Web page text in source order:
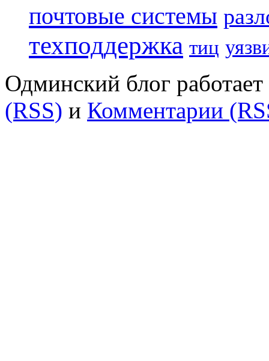
почтовые системы
техподдержка тиц
Одминский блог
(RSS) и Комментарии